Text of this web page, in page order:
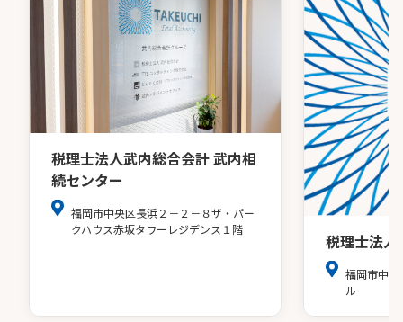
税理士法人武内総合会計 武内相
続センター
福岡市中央区長浜２－２－８ザ・パー
クハウス赤坂タワーレジデンス１階
税理士法人
福岡市中央
ル